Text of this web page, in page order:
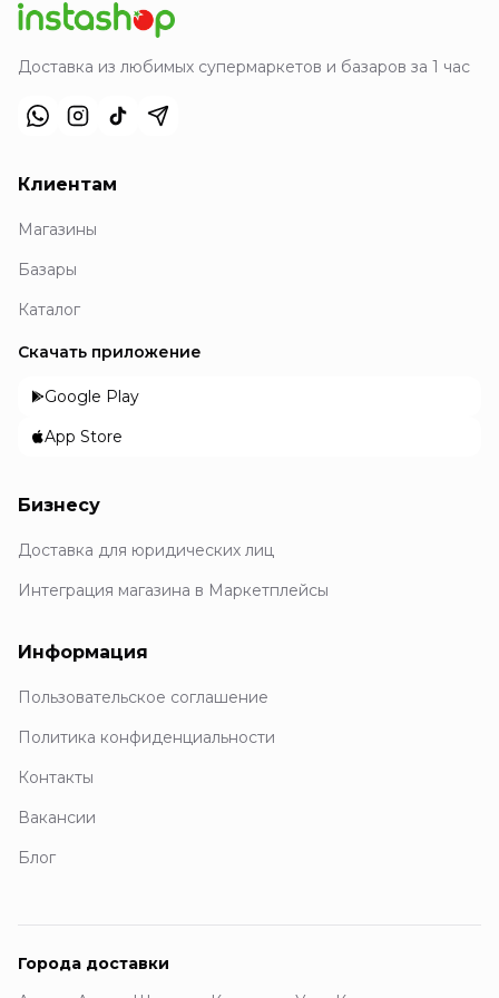
Доставка из любимых супермаркетов и базаров за 1 час
Клиентам
Магазины
Базары
Каталог
Скачать приложение
Google Play
App Store
Бизнесу
Доставка для юридических лиц
Интеграция магазина в Маркетплейсы
Информация
Пользовательское соглашение
Политика конфиденциальности
Контакты
Вакансии
Блог
Города доставки